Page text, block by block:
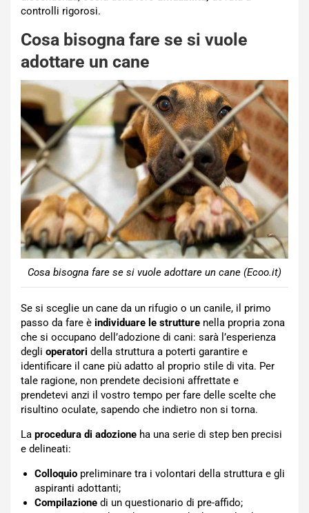
controlli rigorosi.
Cosa bisogna fare se si vuole
adottare un cane
Cosa bisogna fare se si vuole adottare un cane (Ecoo.it)
Se si sceglie un cane da un rifugio o un canile, il primo
passo da fare è individuare le strutture nella propria zona
che si occupano dell’adozione di cani: sarà l’esperienza
degli operatori della struttura a poterti garantire e
identificare il cane più adatto al proprio stile di vita. Per
tale ragione, non prendete decisioni affrettate e
prendetevi anzi il vostro tempo per fare delle scelte che
risultino oculate, sapendo che indietro non si torna.
La procedura di adozione ha una serie di step ben precisi
e delineati:
Colloquio preliminare tra i volontari della struttura e gli
aspiranti adottanti;
Compilazione di un questionario di pre-affido;